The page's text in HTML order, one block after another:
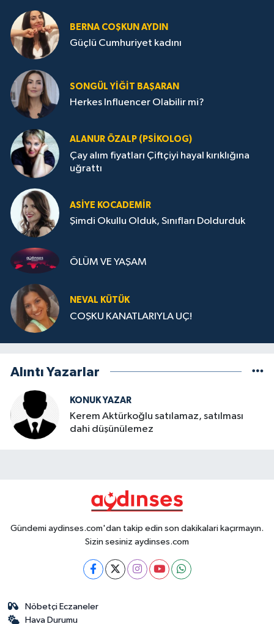
BERNA COŞKUN AYDIN
Güçlü Cumhuriyet kadını
SONGÜL YIĞIT BAŞARAN
Herkes Influencer Olabilir mi?
ALANUR ÖZALP (PSIKOLOG)
Çay alım fiyatları Çiftçiyi hayal kırıklığına
uğrattı
ASIYE KOCADEMİR
Şimdi Okullu Olduk, Sınıfları Doldurduk
ÖLÜM VE YAŞAM
NEVAL KÜTÜK
COŞKU KANATLARIYLA UÇ!
Alıntı Yazarlar
KONUK YAZAR
Kerem Aktürkoğlu satılamaz, satılması
dahi düşünülemez
Gündemi aydinses.com'dan takip edin son dakikalari kaçırmayın.
Sizin sesiniz aydinses.com
Nöbetçi Eczaneler
Hava Durumu